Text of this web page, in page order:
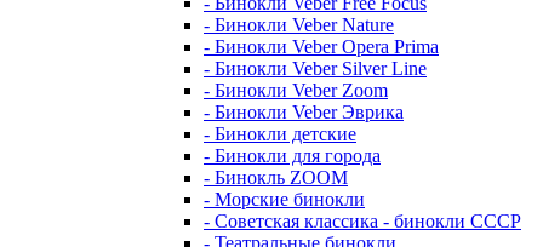
- Бинокли Veber Nature
- Бинокли Veber Opera Prima
- Бинокли Veber Silver Line
- Бинокли Veber Zoom
- Бинокли Veber Эврика
- Бинокли детские
- Бинокли для города
- Бинокль ZOOM
- Морские бинокли
- Советская классика - бинокли СССР
- Театральные бинокли